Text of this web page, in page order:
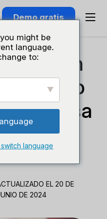
Demo gratis
web
empresa
EL 20 DE
DE 2024
might be
language.
to:
language